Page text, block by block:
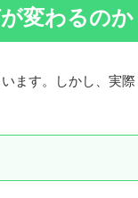
変わるのか
ます。しかし、実際